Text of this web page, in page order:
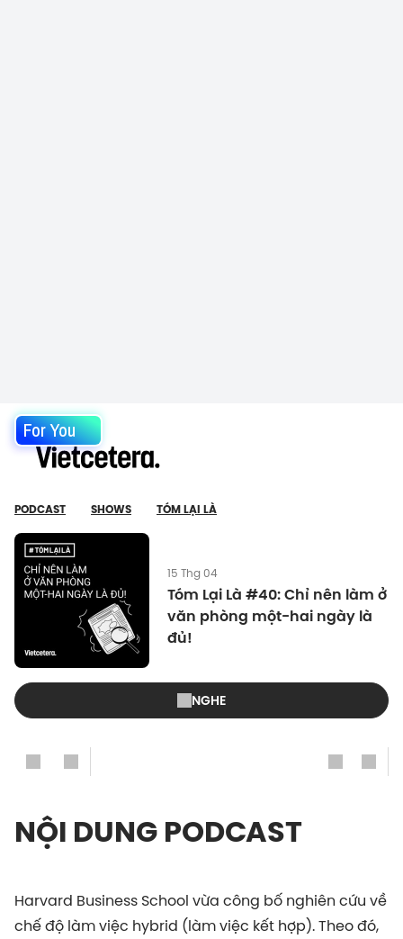
For You
PODCAST SHOWS TÓM LẠI LÀ
15 Thg 04
Tóm Lại Là #40: Chỉ nên làm ở
văn phòng một-hai ngày là
đủ!
NGHE
NỘI DUNG PODCAST
Harvard Business School vừa công bố nghiên cứu về
chế độ làm việc hybrid (làm việc kết hợp). Theo đó,